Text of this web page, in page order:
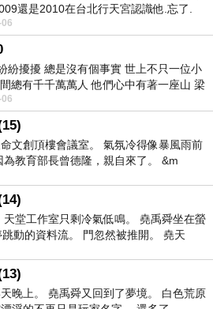
還是2010在台北行天宮認識他.忘了.
交友的網友學
紛擾擾 總是沒有個事實 世上不只一位小
總有千千萬萬人 他們心中有著一座山 梁
華衡恆嵩 一山之高
文創頂樓會議室。 氣氛冷得像暴風雨前
教育部長曾德隆，親自來了。 &m
堂工作室只剩冷氣低鳴。 堯禹舜坐在螢
動的資料流。 門忽然被推開。 堯天
晚上。 堯禹舜又回到了夢境。 白色荒原